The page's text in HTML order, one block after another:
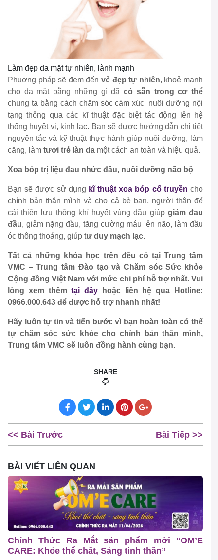
Làm đẹp da mặt tự nhiên, lành mạnh
Phuơng pháp sẽ đem đến vẻ đẹp tự nhiên, khoẻ mạnh
cho da mặt bằng những gì đãcó sẵn trong cơ thể
chúng ta bằng cách chăm sóc cảm xúc, nuôi dưỡng nội
tạng thông qua các kĩ thuật đặc biệt tác động lên hệ
thống huyệt vị, kinh lạc. Bạn sẽ được hướng dẫn chi tiết
nguyên tắc và kỹ thuật thực hành giúp nuôi dưỡng, làm
căng, làm tươi trẻ làn da một cách an toàn và hiệu quả.
Xoa bóp trị liệu đau nhức đầu, nuôi dưỡng não bộ
Bạn sẽ được sử dụng kĩ thuật xoa bóp cổ truyền cho
chính bản thân mình và cho cả bè bạn, người thân để
cải thiện lưu thông khí huyết vùng đầu giúp giảm đau
đầu, giảm nặng đầu, tăng cường máu lên não, làm đầu
óc thông thoáng, giúp tư duy mạch lạc.
Tất cả những khóa học trên đều có tại Trung tâm
VMC – Trung tâm Đào tạo và Chăm sóc Sức khỏe
Cộng đồng Việt Nam với mức chi phí hỗ trợ nhất. Vui
lòng xem thêmtại đây hoặc liên hệ qua Hotline:
0966.000.643 để được hỗ trợ nhanh nhất!
Hãy luôn tự tin và tiến bước vì bạn hoàn toàn có thể
tự chăm sóc sức khỏe cho chính bản thân mình,
Trung tâm VMC sẽ luôn đồng hành cùng bạn.
SHARE
<< Bài Trước Bài Tiếp >>
BÀI VIẾT LIÊN QUAN
Chính Thức Ra Mắt sản phẩm mới “OM’E
CARE: Khỏe thể chất, Sáng tinh thần”